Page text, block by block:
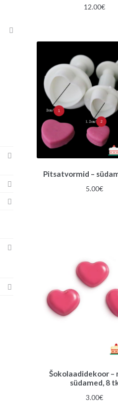
12.00€
Pitsatvormid –
5.00€
Šokolaadidekoor –
südamed, 8
3.00€